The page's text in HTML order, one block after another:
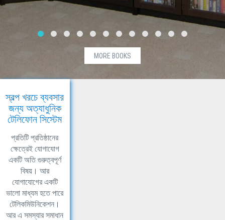
MORE BOOKS
স্বল্প খরচে ব্যবসার
জন্য অত্যাধুনিক
টেলিফোন সিস্টেম
প্রতিটি প্রতিষ্ঠানের
ক্ষেত্রেই যোগাযোগ
একটি অতি গুরুত্বপূর্ণ
বিষয়। আর
যোগাযোগের একটি
ভালো মাধ্যম হতে পারে
টেলিকমিউনিকেশন।
আর এ সমস্যার সমাধান